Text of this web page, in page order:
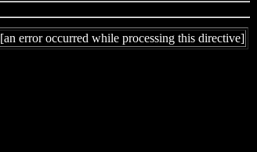
[an error occurred while processing this directive]